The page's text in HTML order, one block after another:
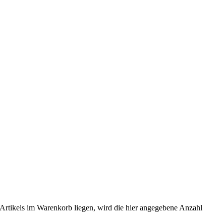
im Warenkorb liegen, wird die hier angegebene Anzahl